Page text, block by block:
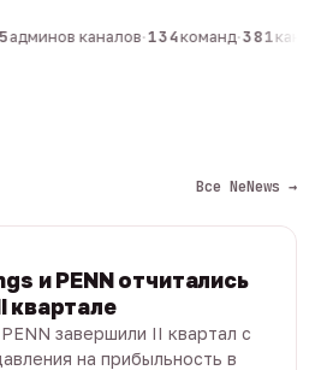
админов каналов·134команд·381
Все NeNews →
и PENN отчитались
квартале
завершили II квартал с
на прибыльность в